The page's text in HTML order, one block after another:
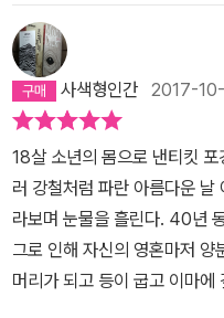
정유 과정, 회사 등 포경에 대
역사와 인물 등 그 모든 것을
한 물줄기처럼 쏟아내지만, 정
메일을 제하고 모두 수장되는
마나 허무한가. 수백 페이지에
도망친 고래든 모든 쫓는 자들
게서 뿜어져 나와 저 대양에
져버린 물줄기처럼 덧없다.북
하다 전멸한 최초의 부족 이름
가 탄생할 수밖에 없었던 필
르겠습니다. 에이해브 선장의
의 선원을 모집한다는 이야기
다'는 목적도 없이 새롭게 사귀
갑니다. 그런데 선원에 지원하
주를 받았다'며 그만두는 게
도 두 사람 중에 저주가 두려
었습니다. 마침내 피쿼드 호
다. 적당한 바람을 받으며, 항
청난 자제심이 필요할 때, 권
나가는 일일 수도 있다'는 것이
어 있다고도 한다.'눈언저리가
시작할 때 언제나 바다로 나가
한 고래에 대한 저항할 수 없
비한 괴물에 대한 호기심과,
가는 거칠고 먼바다와 고래가
많은 목격담에 따르는 경이로
먼 여정을 떠나기 위해 포경
간다. 싸구려 여인숙에서 작살
사색형인간 2017-
18살 소년의 몸으로 낸티킷 포경선
러 강철처럼 파란 아름다운 날 아침 뒷갑판에서 청명한 태평양을 바
라보며 눈물을 흘린다. 40년 동안 소금에 절인 음식만 먹으며 살았고
그로 인해 자신의 영혼마저 양분이 말라버렸다는 이야길 꺼낸다.잿빛
머리가 되고 등이 굽고 이마에